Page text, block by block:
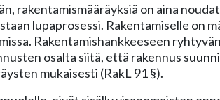
rakentamismääräyksiä on aina
lupaprosessi. Rakentamiselle on
Rakentamishankkeeseen
osalta siitä, että rakennus
mukaisesti (RakL 91 §).